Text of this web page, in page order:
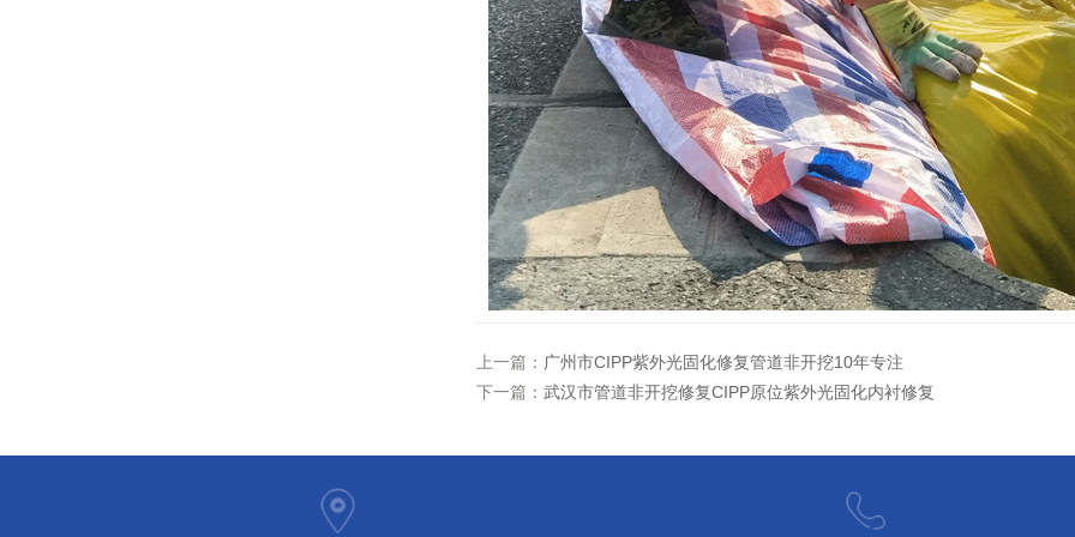
上一篇： 广州市CIPP紫外光固化修复管道非开挖10年专注
下一篇： 武汉市管道非开挖修复CIPP原位紫外光固化内衬修复